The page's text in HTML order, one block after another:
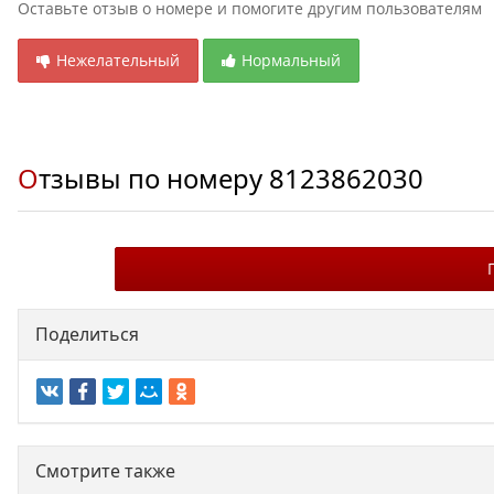
Оставьте отзыв о номере и помогите другим пользователям
Нежелательный Нормальный
Отзывы по номеру 8123862030
Поделиться
Смотрите также